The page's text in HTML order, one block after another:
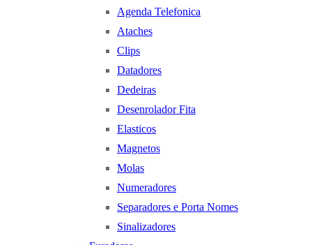
Agenda Telefonica
Ataches
Clips
Datadores
Dedeiras
Desenrolador Fita
Elasticos
Magnetos
Molas
Numeradores
Separadores e Porta Nomes
Sinalizadores